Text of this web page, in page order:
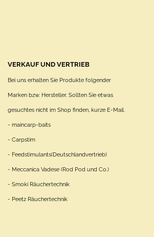
VERKAUF UND VERTRIEB
Bei uns erhalten Sie Produkte folgender
Marken bzw. Hersteller. Sollten Sie etwas
gesuchtes nicht im Shop finden, kurze E-Mail.
- maincarp-baits
- Carpstim
- Feedstimulants(Deutschlandvertrieb)
- Meccanica Vadese (Rod Pod und Co.)
- Smoki Räuchertechnik
- Peetz Räuchertechnik